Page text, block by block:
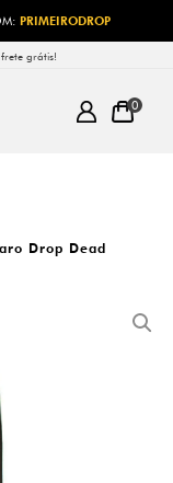
PRIMEIRODROP
grátis!
0
Drop Dead